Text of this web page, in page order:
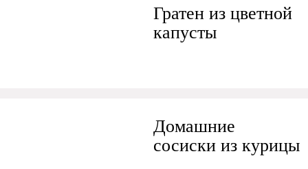
Гратен из цветной
капусты
Домашние
сосиски из курицы